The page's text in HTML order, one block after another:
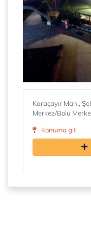
Karaçayır Mah.,
Merkez/Bolu
Konuma git